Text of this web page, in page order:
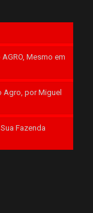
Mesmo em
Agro, por Miguel
Fazenda